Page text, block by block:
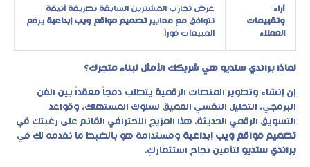
آراء
وتقييمات
العملاء
عرض تجارب المشترين السابقة بطريقة أنيقة
تتوافق مع معاييرتصميم مواقع ويب إبداعية يرفع
المبيعات فوراً.
لماذا براندي ستديو هي شريكك الأمثل لبناء متجرك؟
إن إنشاء وتطوير المنصات الرقمية يتطلب دمجاً معقداً بين الفن
البرمجي، التحليل النفسي العميق لسلوك المستهلك، وقواعد
التسويق الرقمي الحديثة. هذا المزيج الاحترافي القائم على رغبتكِ في
تصميم مواقع ويب إبداعية ومستدامة هو بالضبط ما نقدمه لكِ في
براندي ستديو لتأمين نجاح استثماركِ.